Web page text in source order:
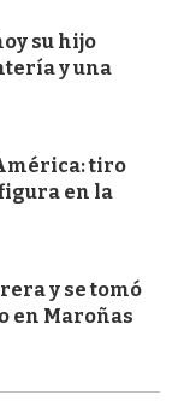
su hijo
y una
tiro
en la
y se tomó
en Maroñas